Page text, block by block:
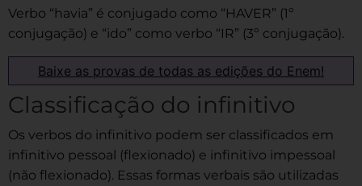
Verbo “havia” é conjugado como “HAVER” (1º
conjugação) e “ido” como verbo “IR” (3º conjugação).
Baixe as provas de todas as edições do Enem!
Classificação do infinitivo
Os verbos do infinitivo podem ser classificados em
infinitivo pessoal (flexionado) e infinitivo impessoal
(não flexionado). Essas formas verbais são utilizadas